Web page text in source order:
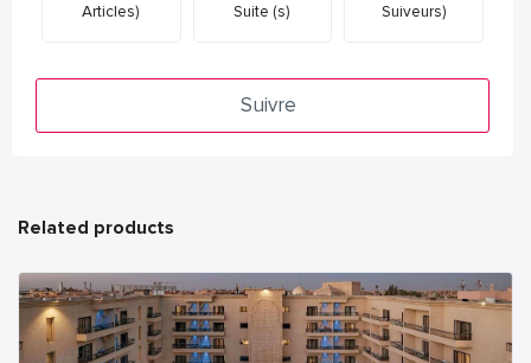
Articles) Suite (s) Suiveurs)
Suivre
Related products